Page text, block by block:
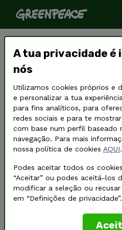
Pelo fim das
combustíveis
renováveis
A tua privacidade
nós
Utilizamos cookies próprios e
e personalizar a tua
para fins analíticos, para
redes sociais e para te
com base num perfil baseado
navegação. Para mais
nossa política de cookies AQUI.
Podes aceitar todos os
“Aceitar” ou podes aceitá-los
modificar a seleção ou
em “Definições de privacidade”.